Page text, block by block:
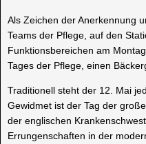
Als Zeichen der Anerkennung
Teams der Pflege, auf den
Funktionsbereichen am
Tages der Pflege, einen
Traditionell steht der 12. Mai
Gewidmet ist der Tag der
der englischen
Errungenschaften in der